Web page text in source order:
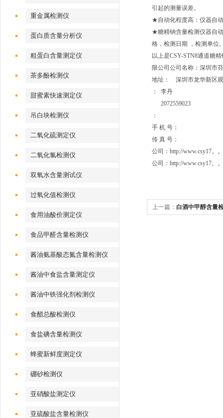
重金属检测仪
蛋白质含量分析仪
粗蛋白含量测定仪
茶多酚检测仪
甜蜜素快速测定仪
吊白块检测仪
二氧化硫测定仪
二氧化氯检测仪
双氧水含量测试仪
过氧化值检测仪
食用油酸价测定仪
食品甲醛含量检测仪
酱油氨基酸态氮含量检测仪
酱油中食盐含量测定仪
酱油中铁强化剂检测仪
食醋总酸检测仪
食盐碘含量检测仪
蜂蜜新鲜度测定仪
硼砂检测仪
亚硝酸盐测定仪
亚硫酸盐含量检测仪
引起的测量误差。
★自动化程度高：仪器自
★糖精钠含量检测仪器自
格，检测日期 ，检测单位
以上是CSY-STN8通道糖
限公司公司名称：深圳市
地址： 深圳市龙华新区
： 李丹
2072559023
：
手 机 号：
传 真 号
公司：http://www.csy17。
公司：http://www.csy17。
上一篇： 白酒中甲醇含量